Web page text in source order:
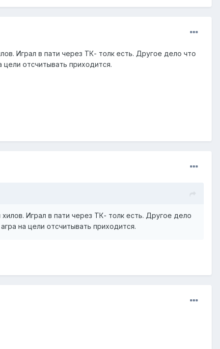
Играл в пати через ТК- толк есть. Другое дело что
отсчитывать приходится.
Играл в пати через ТК- толк есть. Другое дело
на цели отсчитывать приходится.